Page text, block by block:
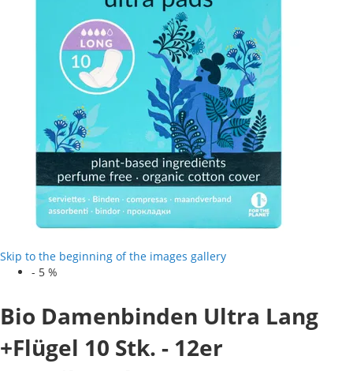
Skip to the beginning of the images gallery
- 5 %
Bio Damenbinden Ultra Lang
+Flügel 10 Stk. - 12er